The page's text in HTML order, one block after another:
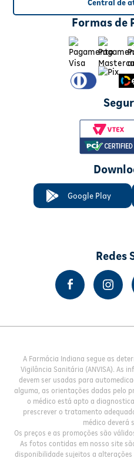
Central de
Formas de
Google Play
Redes
A Farmácia Indiana segue as
Vigilância Sanitária (ANVISA). As
devem ser usadas para
alguma, as orientações dadas pelo
o médico está apto a
prescrever o tratamento
médico deverá
Os preços e as promoções são
As fotos contidas em nosso site
disponibilidade sujeitos a